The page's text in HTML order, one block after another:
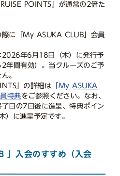
POINTS』が通常の2倍た
に「My ASUKA CLUB」会員
年6月18日（木）に発行予
年間有効）。当クルーズのご予
。
』の詳細は 「My ASUKA
特典をご参照ください。なお、
日の7日後に進呈、特典ポイン
）に進呈予定です。
」入会のすすめ（入会